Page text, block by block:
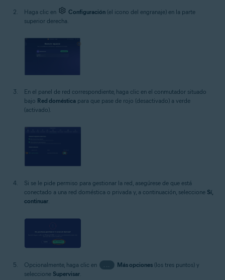
Haga clic en Configuración (el icono del engranaje) en la parte
superior derecha.
En el panel de red correspondiente, haga clic en el conmutador situado
bajo Red doméstica para que pase de rojo (desactivado) a verde
(activado).
Si se le pide permiso para gestionar la red, asegúrese de que está
conectado a una red doméstica o privada y, a continuación, seleccione Sí,
continuar.
Opcionalmente, haga clic en ... Más opciones(los tres puntos) y
seleccione Supervisar.